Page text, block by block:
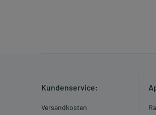
Kundenservice:
Versandkosten